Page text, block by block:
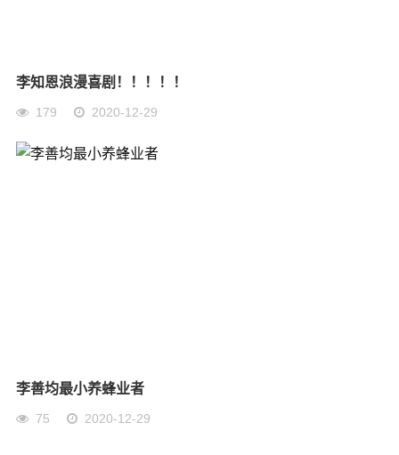
李知恩浪漫喜剧！！！！！
179 2020-12-29
李善均最小养蜂业者
75 2020-12-29